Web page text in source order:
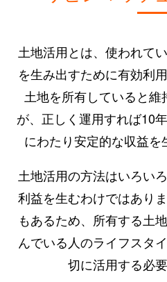
土地活用とは、使われて
を生み出すために有効利
土地を所有していると
が、正しく運用すれば10
にわたり安定的な収益を
土地活用の方法はいろい
利益を生むわけではあり
もあるため、所有する土
んでいる人のライフスタ
切に活用する必